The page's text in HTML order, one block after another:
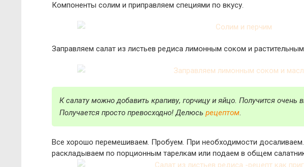
Компоненты солим и приправляем специями по вкусу.
Заправляем салат из листьев редиса лимонным соком и
К салату можно добавить крапиву, горчицу и яйцо. Получится очень
Получается просто превосходно! Делюсь рецептом.
Все хорошо перемешиваем. Пробуем. При необходимости
раскладываем по порционным тарелкам или подаем в общем